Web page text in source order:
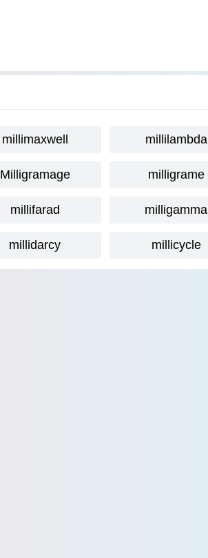
millimaxwell millilambda
Milligramage milligrame
millifarad milligamma
millidarcy millicycle